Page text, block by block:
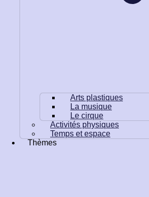
Arts plastiques
La musique
Le cirque
Activités physiques
Temps et espace
Thèmes